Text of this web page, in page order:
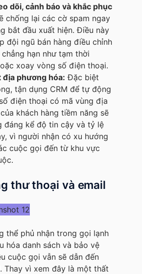
dõi, cảnh báo và khắc phục
chống lại các cờ spam ngay
bắt đầu xuất hiện. Điều này
đội ngũ bán hàng điều chỉnh
hạn như tạm thời
xoay vòng số điện thoại.
địa phương hóa: Đặc biệt
tận dụng CRM để tự động
điện thoại có mã vùng địa
khách hàng tiềm năng sẽ
đáng kể độ tin cậy và tỷ lệ
vì người nhận có xu hướng
cuộc gọi đến từ khu vực
thư thoại và email
thể phủ nhận trong gọi lạnh
hóa danh sách và bảo vệ
cuộc gọi vẫn sẽ dẫn đến
Thay vì xem đây là một thất